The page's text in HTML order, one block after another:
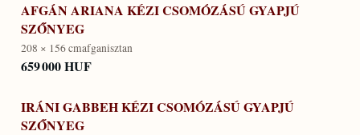
AFGÁN ARIANA KÉZI CSOMÓZÁSÚ GYAPJÚ
SZŐNYEG
208 × 156 cmafganisztan
659 000 HUF
IRÁNI GABBEH KÉZI CSOMÓZÁSÚ GYAPJÚ
SZŐNYEG